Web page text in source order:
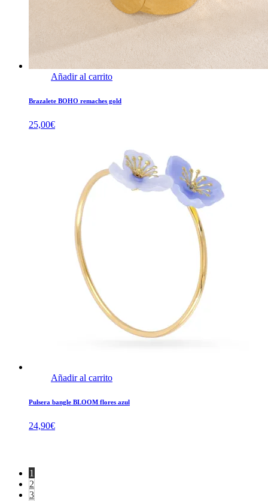
Añadir al carrito
Brazalete BOHO remaches gold
25,00€
Añadir al carrito
Pulsera bangle BLOOM flores azul
24,90€
1
2
3